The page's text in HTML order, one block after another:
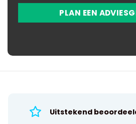
PLAN EEN
Uitstekend